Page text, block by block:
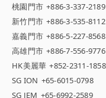
桃園門市 +886-3-337-2189
新竹門市 +886-3-535-8112
嘉義門市 +886-5-227-8568
高雄門市 +886-7-556-9776
HK美麗華 +852-2311-1858
SG ION +65-6015-0798
SG JEM +65-6992-2589